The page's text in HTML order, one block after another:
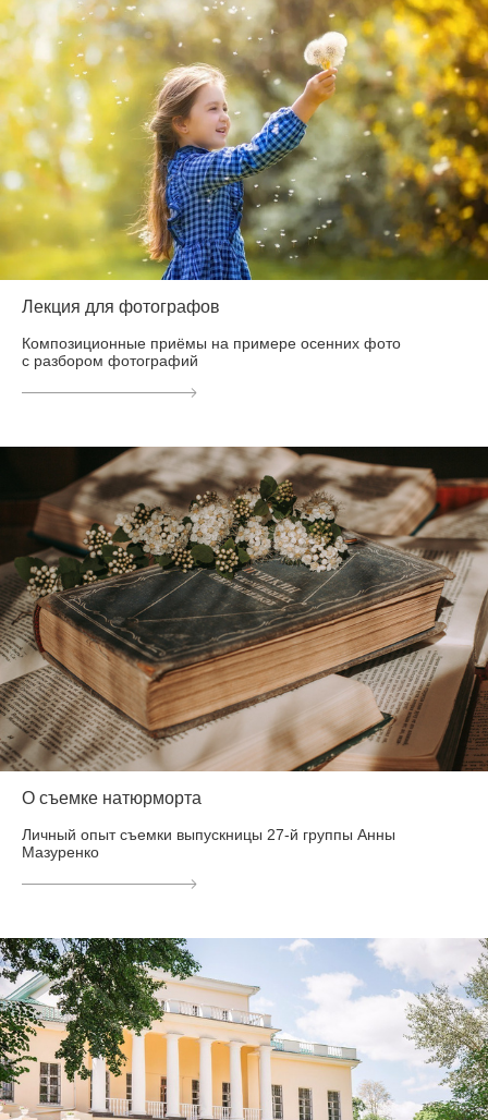
Лекция для фотографов
Композиционные приёмы на примере осенних фото
с разбором фотографий
О съемке натюрморта
Личный опыт съемки выпускницы 27-й группы Анны
Мазуренко